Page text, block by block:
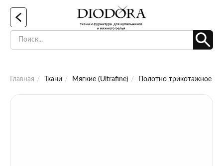
Главная Ткани Мягкие (Ultrafine) Полотно трикотажное